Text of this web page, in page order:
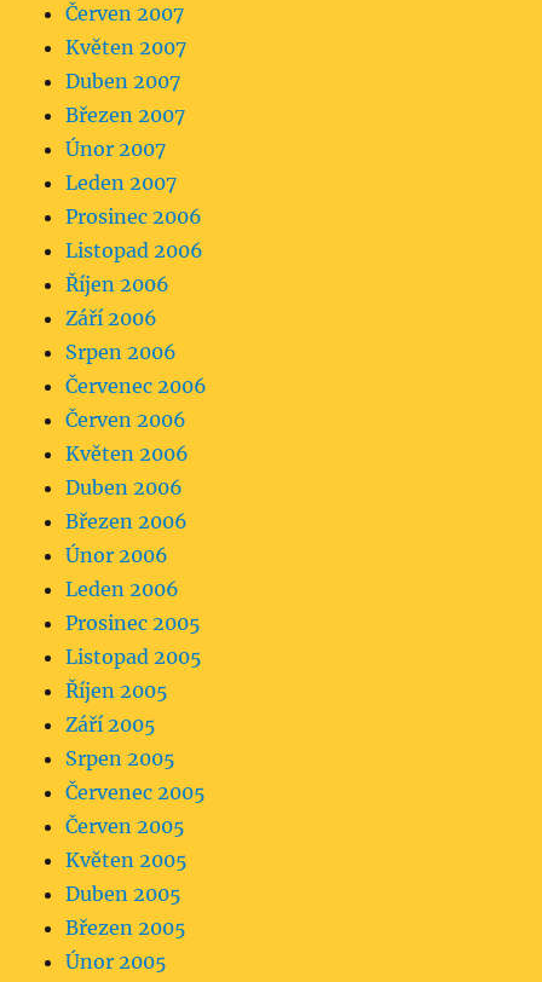
Červen 2007
Květen 2007
Duben 2007
Březen 2007
Únor 2007
Leden 2007
Prosinec 2006
Listopad 2006
Říjen 2006
Září 2006
Srpen 2006
Červenec 2006
Červen 2006
Květen 2006
Duben 2006
Březen 2006
Únor 2006
Leden 2006
Prosinec 2005
Listopad 2005
Říjen 2005
Září 2005
Srpen 2005
Červenec 2005
Červen 2005
Květen 2005
Duben 2005
Březen 2005
Únor 2005